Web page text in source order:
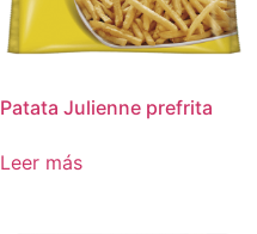
Patata Julienne prefrita
Leer más